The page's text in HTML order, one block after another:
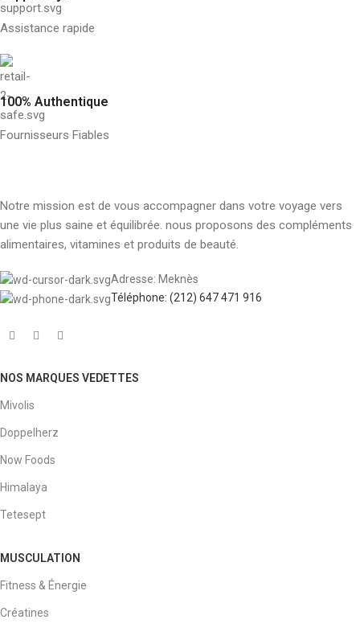
Assistance rapide
100% Authentique
Fournisseurs Fiables
Notre mission est de vous accompagner dans votre voyage vers
une vie plus saine et équilibrée. nous proposons des compléments
alimentaires, vitamines et produits de beauté.
Adresse: Meknès
Téléphone: (212) 647 471 916
NOS MARQUES VEDETTES
Mivolis
Doppelherz
Now Foods
Himalaya
Tetesept
MUSCULATION
Fitness & Énergie
Créatines